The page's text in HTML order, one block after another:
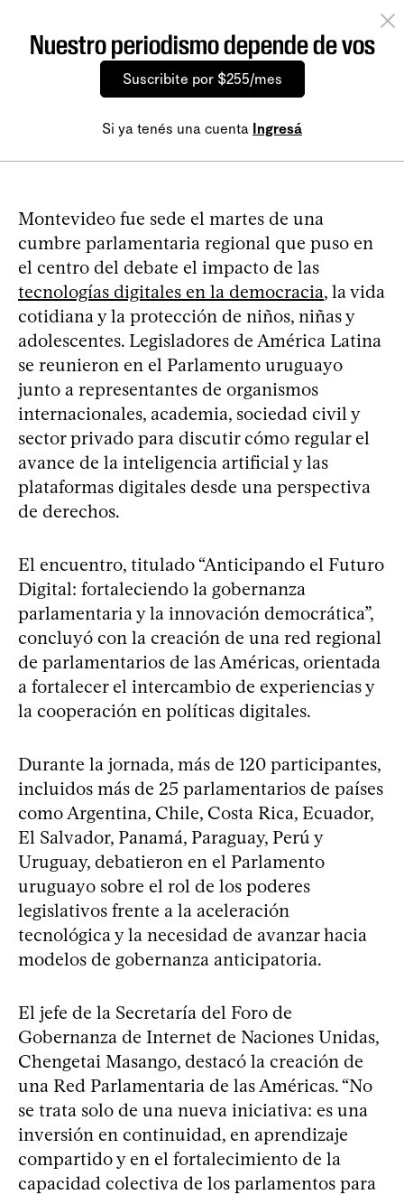
Nuestro periodismo depende de vos
Suscribite por $255/mes
Si ya tenés una cuenta Ingresá
Montevideo fue sede el martes de una
cumbre parlamentaria regional que puso en
el centro del debate el impacto de las
tecnologías digitales en la democracia, la vida
cotidiana y la protección de niños, niñas y
adolescentes. Legisladores de América Latina
se reunieron en el Parlamento uruguayo
junto a representantes de organismos
internacionales, academia, sociedad civil y
sector privado para discutir cómo regular el
avance de la inteligencia artificial y las
plataformas digitales desde una perspectiva
de derechos.
El encuentro, titulado “Anticipando el Futuro
Digital: fortaleciendo la gobernanza
parlamentaria y la innovación democrática”,
concluyó con la creación de una red regional
de parlamentarios de las Américas, orientada
a fortalecer el intercambio de experiencias y
la cooperación en políticas digitales.
Durante la jornada, más de 120 participantes,
incluidos más de 25 parlamentarios de países
como Argentina, Chile, Costa Rica, Ecuador,
El Salvador, Panamá, Paraguay, Perú y
Uruguay, debatieron en el Parlamento
uruguayo sobre el rol de los poderes
legislativos frente a la aceleración
tecnológica y la necesidad de avanzar hacia
modelos de gobernanza anticipatoria.
El jefe de la Secretaría del Foro de
Gobernanza de Internet de Naciones Unidas,
Chengetai Masango, destacó la creación de
una Red Parlamentaria de las Américas. “No
se trata solo de una nueva iniciativa: es una
inversión en continuidad, en aprendizaje
compartido y en el fortalecimiento de la
capacidad colectiva de los parlamentos para